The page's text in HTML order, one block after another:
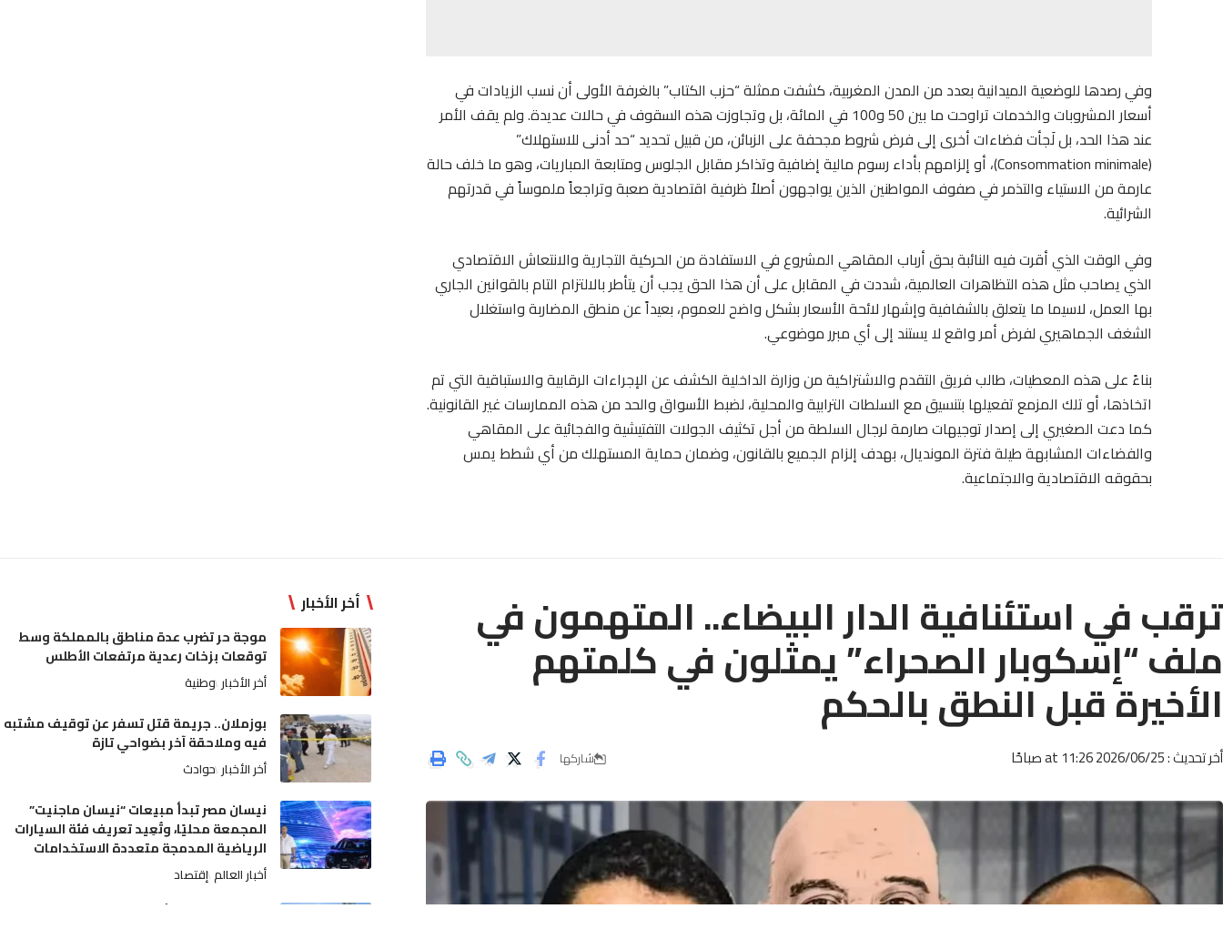
وفي رصدها للوضعية الميدانية بعدد من المدن المغربية، كشفت ممثلة “حزب الكتاب” بالغرفة الأولى أن نسب الزيادات في
أسعار المشروبات والخدمات تراوحت ما بين 50 و100 في المائة، بل وتجاوزت هذه السقوف في حالات عديدة. ولم يقف الأمر
عند هذا الحد، بل لَجأت فضاءات أخرى إلى فرض شروط مجحفة على الزبائن، من قبيل تحديد “حد أدنى للاستهلاك”
(Consommation minimale)، أو إلزامهم بأداء رسوم مالية إضافية وتذاكر مقابل الجلوس ومتابعة المباريات، وهو ما خلف حالة
عارمة من الاستياء والتذمر في صفوف المواطنين الذين يواجهون أصلاً ظرفية اقتصادية صعبة وتراجعاً ملموساً في قدرتهم
الشرائية.
وفي الوقت الذي أقرت فيه النائبة بحق أرباب المقاهي المشروع في الاستفادة من الحركية التجارية والانتعاش الاقتصادي
الذي يصاحب مثل هذه التظاهرات العالمية، شددت في المقابل على أن هذا الحق يجب أن يتأطر بالالتزام التام بالقوانين الجاري
بها العمل، لاسيما ما يتعلق بالشفافية وإشهار لائحة الأسعار بشكل واضح للعموم، بعيداً عن منطق المضاربة واستغلال
الشغف الجماهيري لفرض أمر واقع لا يستند إلى أي مبرر موضوعي.
بناءً على هذه المعطيات، طالب فريق التقدم والاشتراكية من وزارة الداخلية الكشف عن الإجراءات الرقابية والاستباقية التي تم
اتخاذها، أو تلك المزمع تفعيلها بتنسيق مع السلطات الترابية والمحلية، لضبط الأسواق والحد من هذه الممارسات غير القانونية.
كما دعت الصغيري إلى إصدار توجيهات صارمة لرجال السلطة من أجل تكثيف الجولات التفتيشية والفجائية على المقاهي
والفضاءات المشابهة طيلة فترة المونديال، بهدف إلزام الجميع بالقانون، وضمان حماية المستهلك من أي شطط يمس
بحقوقه الاقتصادية والاجتماعية.
ترقب في استئنافية الدار البيضاء.. المتهمون في
ملف “إسكوبار الصحراء” يمثلون في كلمتهم
الأخيرة قبل النطق بالحكم
أخر تحديث : 2026/06/25 at 11:26 صباحًا شاركها
أخر الأخبار
موجة حر تضرب عدة مناطق بالمملكة وسط
توقعات بزخات رعدية مرتفعات الأطلس
أخر الأخبار وطنية
بوزملان.. جريمة قتل تسفر عن توقيف مشتبه
فيه وملاحقة آخر بضواحي تازة
أخر الأخبار حوادث
نيسان مصر تبدأ مبيعات “نيسان ماجنيت”
المجمعة محليًا، وتُعِيد تعريف فئة السيارات
الرياضية المدمجة متعددة الاستخدامات
أخبار العالم إقتصاد
مندوبية الصحة بأزيلال في واجهة الانتقادات